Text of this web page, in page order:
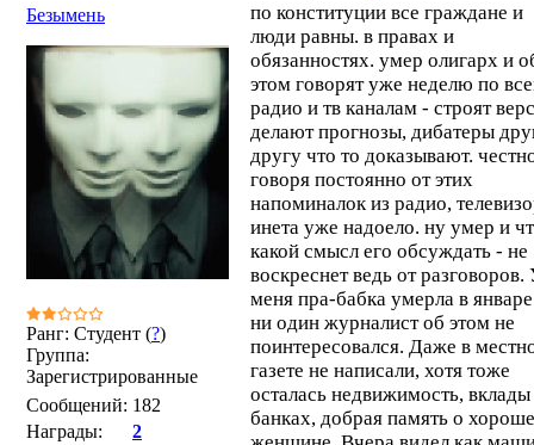
Безымень
Ранг: Студент (?)
Группа:
Зарегистрированные
Сообщений: 182
Награды:
2
по конституции все граждане и
люди равны. в правах и
обязанностях. умер олигарх и
этом говорят уже неделю по
радио и тв каналам - строят
делают прогнозы, дибатеры
другу что то доказывают.
говоря постоянно от этих
напоминалок из радио,
инета уже надоело. ну умер и
какой смысл его обсуждать - не
воскреснет ведь от разговоров.
меня пра-бабка умерла в
ни один журналист об этом не
поинтересовался. Даже в
газете не написали, хотя тоже
осталась недвижимость, вклады
банках, добрая память о